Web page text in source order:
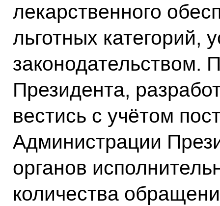
лекарственного
льготных категорий,
Президента,
вестись с учётом
Администрации
органов
количества